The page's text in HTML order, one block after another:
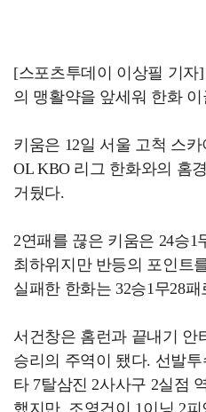
[스포츠투데이 이상필 기
의 맹활약을 앞세워 한화
키움은 12일 서울 고척 스
OL KBO 리그 한화와의 홈
거뒀다.
2연패를 끊은 키움은 24승1
최하위지만 반등의 포인트
실패한 한화는 32승1무28
서건창은 홈런과 끝내기 안
승리의 주역이 됐다. 선발
타 7탈삼진 2사사구 2실점